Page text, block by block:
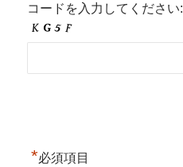
コードを入力してください:
*必須項目